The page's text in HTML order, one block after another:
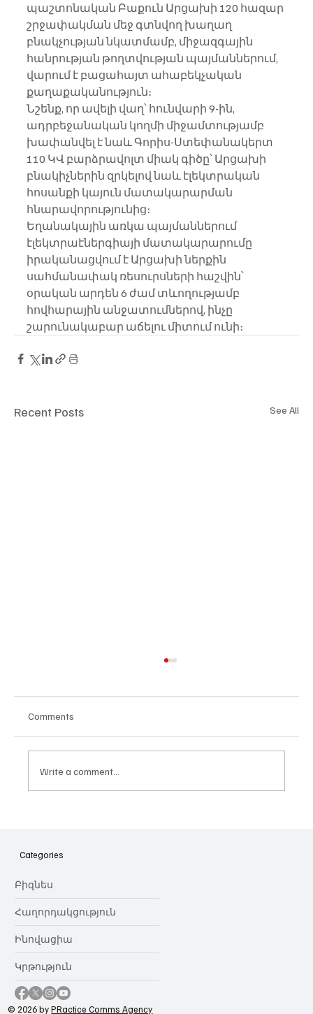
պաշտոնական Բաքուն Արցախի 120 հազար
շրջափակման մեջ գտնվող խաղաղ
բնակչության նկատմամբ, միջազգային
հանրության թողտվության պայմաններում,
վարում է բացահայտ ահաբեկչական
քաղաքականություն։
Նշենք, որ ավելի վաղ՝ հունվարի 9-ին,
ադրբեջանական կողմի միջամտությամբ
խափանվել է նաև Գորիս-Ստեփանակերտ
110 ԿՎ բարձրավոլտ միակ գիծը՝ Արցախի
բնակիչներին զրկելով նաև էլեկտրական
հոսանքի կայուն մատակարարման
հնարավորությունից։
Եղանակային առկա պայմաններում
էլեկտրաէներգիայի մատակարարումը
իրականացվում է Արցախի ներքին
սահմանափակ ռեսուրսների հաշվին՝
օրական արդեն 6 ժամ տևողությամբ
հովհարային անջատումներով, ինչը
շարունակաբար աճելու միտում ունի։
Recent Posts See All
նվիրում որոշում
Comments
Write a comment...
Categories
Բիզնես
Հաղորդակցություն
Ինովացիա
Կրթություն
© 2026 byPRactice Comms Agency